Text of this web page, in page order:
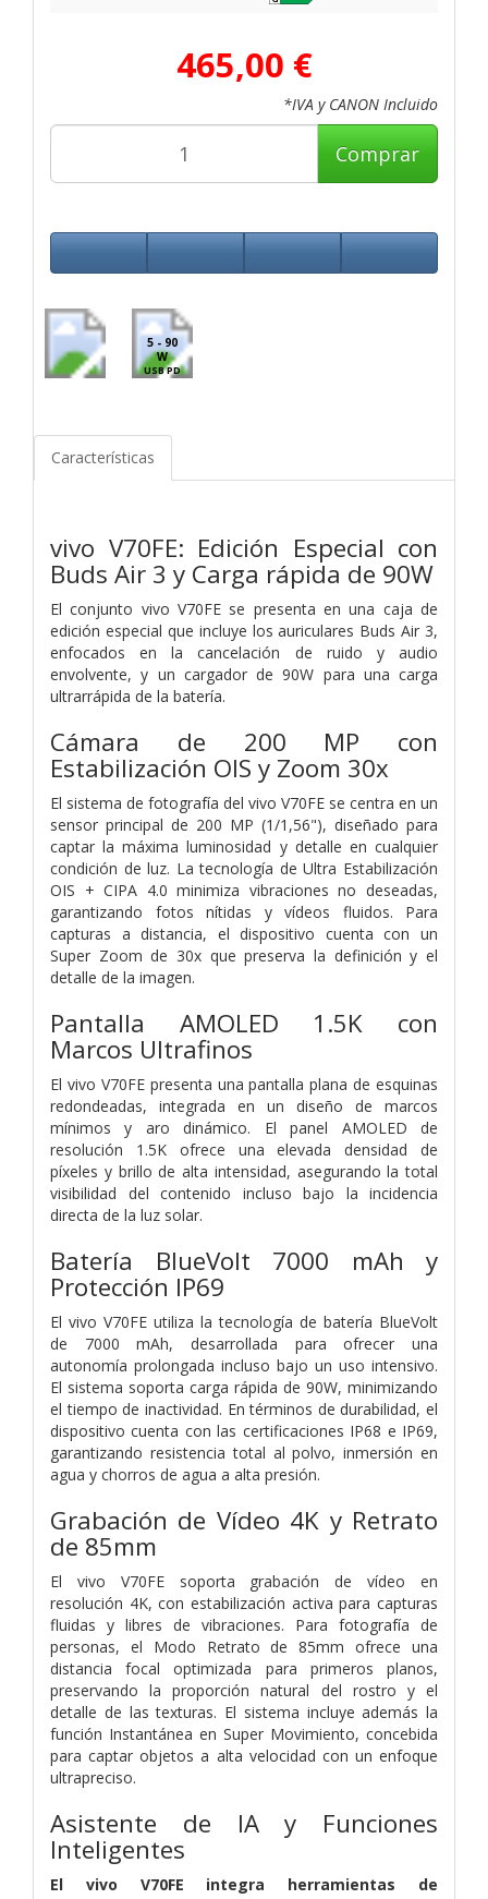
465,00 €
*IVA y CANON Incluido
Comprar
5 - 90
W
USB PD
Características
vivo V70FE: Edición Especial con
Buds Air 3 y Carga rápida de 90W
El conjunto vivo V70FE se presenta en una caja de
edición especial que incluye los auriculares Buds Air 3,
enfocados en la cancelación de ruido y audio
envolvente, y un cargador de 90W para una carga
ultrarrápida de la batería.
Cámara de 200 MP con
Estabilización OIS y Zoom 30x
El sistema de fotografía del vivo V70FE se centra en un
sensor principal de 200 MP (1/1,56"), diseñado para
captar la máxima luminosidad y detalle en cualquier
condición de luz. La tecnología de Ultra Estabilización
OIS + CIPA 4.0 minimiza vibraciones no deseadas,
garantizando fotos nítidas y vídeos fluidos. Para
capturas a distancia, el dispositivo cuenta con un
Super Zoom de 30x que preserva la definición y el
detalle de la imagen.
Pantalla AMOLED 1.5K con
Marcos Ultrafinos
El vivo V70FE presenta una pantalla plana de esquinas
redondeadas, integrada en un diseño de marcos
mínimos y aro dinámico. El panel AMOLED de
resolución 1.5K ofrece una elevada densidad de
píxeles y brillo de alta intensidad, asegurando la total
visibilidad del contenido incluso bajo la incidencia
directa de la luz solar.
Batería BlueVolt 7000 mAh y
Protección IP69
El vivo V70FE utiliza la tecnología de batería BlueVolt
de 7000 mAh, desarrollada para ofrecer una
autonomía prolongada incluso bajo un uso intensivo.
El sistema soporta carga rápida de 90W, minimizando
el tiempo de inactividad. En términos de durabilidad, el
dispositivo cuenta con las certificaciones IP68 e IP69,
garantizando resistencia total al polvo, inmersión en
agua y chorros de agua a alta presión.
Grabación de Vídeo 4K y Retrato
de 85mm
El vivo V70FE soporta grabación de vídeo en
resolución 4K, con estabilización activa para capturas
fluidas y libres de vibraciones. Para fotografía de
personas, el Modo Retrato de 85mm ofrece una
distancia focal optimizada para primeros planos,
preservando la proporción natural del rostro y el
detalle de las texturas. El sistema incluye además la
función Instantánea en Super Movimiento, concebida
para captar objetos a alta velocidad con un enfoque
ultrapreciso.
Asistente de IA y Funciones
Inteligentes
El vivo V70FE integra herramientas de